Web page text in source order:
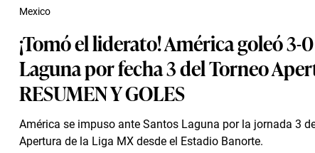
¡Tomó el liderato! América goleó 3-
Laguna por fecha 3 del Torneo
RESUMEN Y GOLES
América se impuso ante Santos Laguna por la jornada 3
Apertura de la Liga MX desde el Estadio Banorte.
Mexico